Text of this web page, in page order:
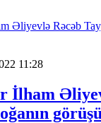
11:28
İlham
görüşü